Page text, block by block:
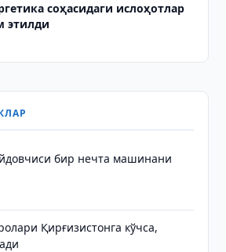
соҳасидаги ислоҳотлар
этилди
бир нечта машинани
Қирғизистонга кўчса,